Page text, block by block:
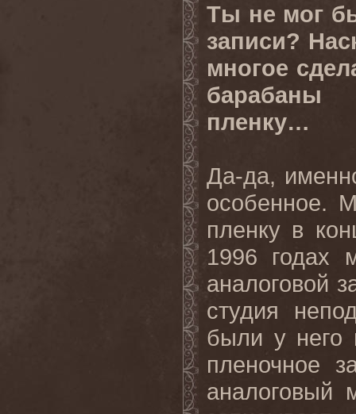
Ты не мог
записи?
многое
барабаны
пленку…
Да-да,
особенное.
пленку в
1996 годах
аналоговой
студия
были у него
пленочное
аналоговый